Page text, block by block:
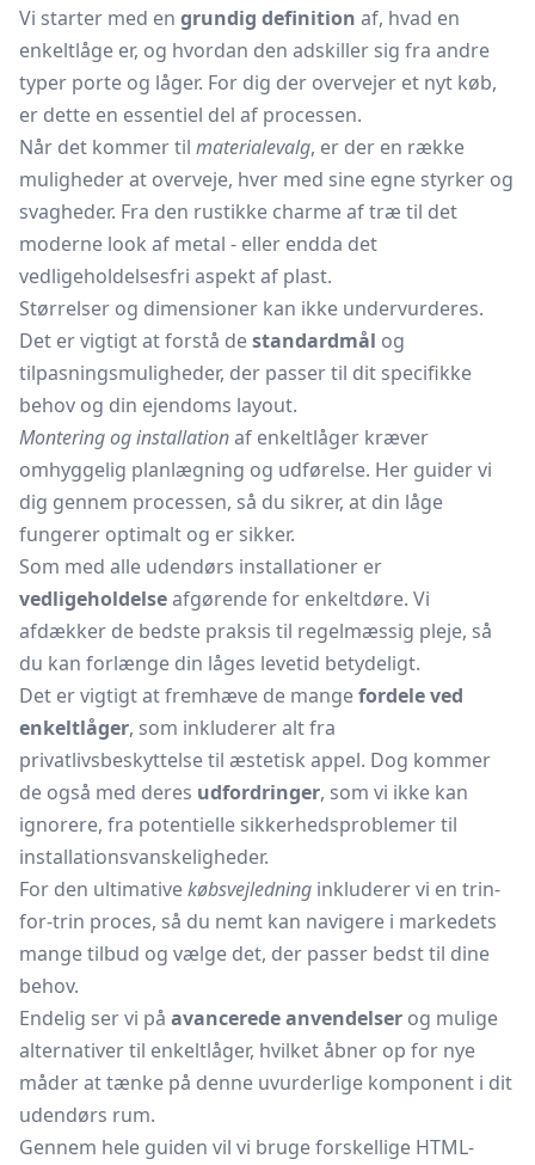
Vi starter med en grundig definition af, hvad en
enkeltlåge er, og hvordan den adskiller sig fra andre
typer porte og låger. For dig der overvejer et nyt køb,
er dette en essentiel del af processen.
Når det kommer til materialevalg, er der en række
muligheder at overveje, hver med sine egne styrker og
svagheder. Fra den rustikke charme af træ til det
moderne look af metal - eller endda det
vedligeholdelsesfri aspekt af plast.
Størrelser og dimensioner kan ikke undervurderes.
Det er vigtigt at forstå destandardmål og
tilpasningsmuligheder, der passer til dit specifikke
behov og din ejendoms layout.
Montering og installationaf enkeltlåger kræver
omhyggelig planlægning og udførelse. Her guider vi
dig gennem processen, så du sikrer, at din låge
fungerer optimalt og er sikker.
Som med alle udendørs installationer er
vedligeholdelseafgørende for enkeltdøre. Vi
afdækker de bedste praksis til regelmæssig pleje, så
du kan forlænge din låges levetid betydeligt.
Det er vigtigt at fremhæve de mangefordele ved
enkeltlåger, som inkluderer alt fra
privatlivsbeskyttelse til æstetisk appel. Dog kommer
de også med deres udfordringer, som vi ikke kan
ignorere, fra potentielle sikkerhedsproblemer til
installationsvanskeligheder.
For den ultimativekøbsvejledning inkluderer vi en trin-
for-trin proces, så du nemt kan navigere i markedets
mange tilbud og vælge det, der passer bedst til dine
behov.
Endelig ser vi på avancerede anvendelser og mulige
alternativer til enkeltlåger, hvilket åbner op for nye
måder at tænke på denne uvurderlige komponent i dit
udendørs rum.
Gennem hele guiden vil vi bruge forskellige HTML-